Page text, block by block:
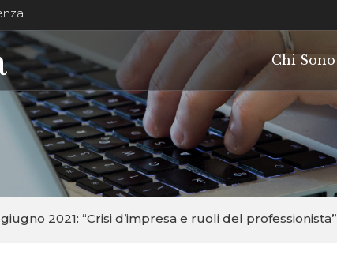
Chi Sono
2021: “Crisi d’impresa e ruoli del professionista”